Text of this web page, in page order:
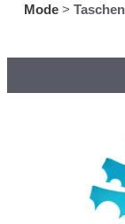
Mode >